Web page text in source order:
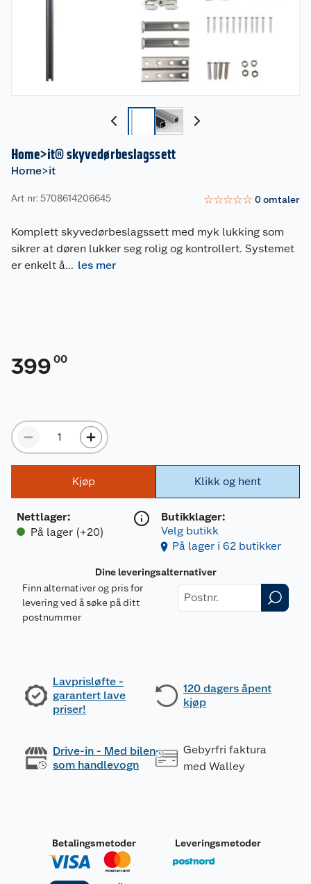
Home>it® skyvedørbeslagssett
Home>it
Art nr: 5708614206645 ☆☆☆☆☆ 0omtaler
Komplett skyvedørbeslagssett med myk lukking som
sikrer at døren lukker seg rolig og kontrollert. Systemet
er enkelt å... les mer
399 00
Kjøp
Nettlager:
På lager (+20)
Klikk og hent
Butikklager:
Velg butikk
På lager i 62 butikker
Dine leveringsalternativer
Finn alternativer og pris for
levering ved å søke på ditt
postnummer
Lavprisløfte -
garantert lave
priser!
120 dagers åpent
kjøp
Drive-in - Med bilen
som handlevogn
Gebyrfri faktura
med Walley
Betalingsmetoder Leveringsmetoder